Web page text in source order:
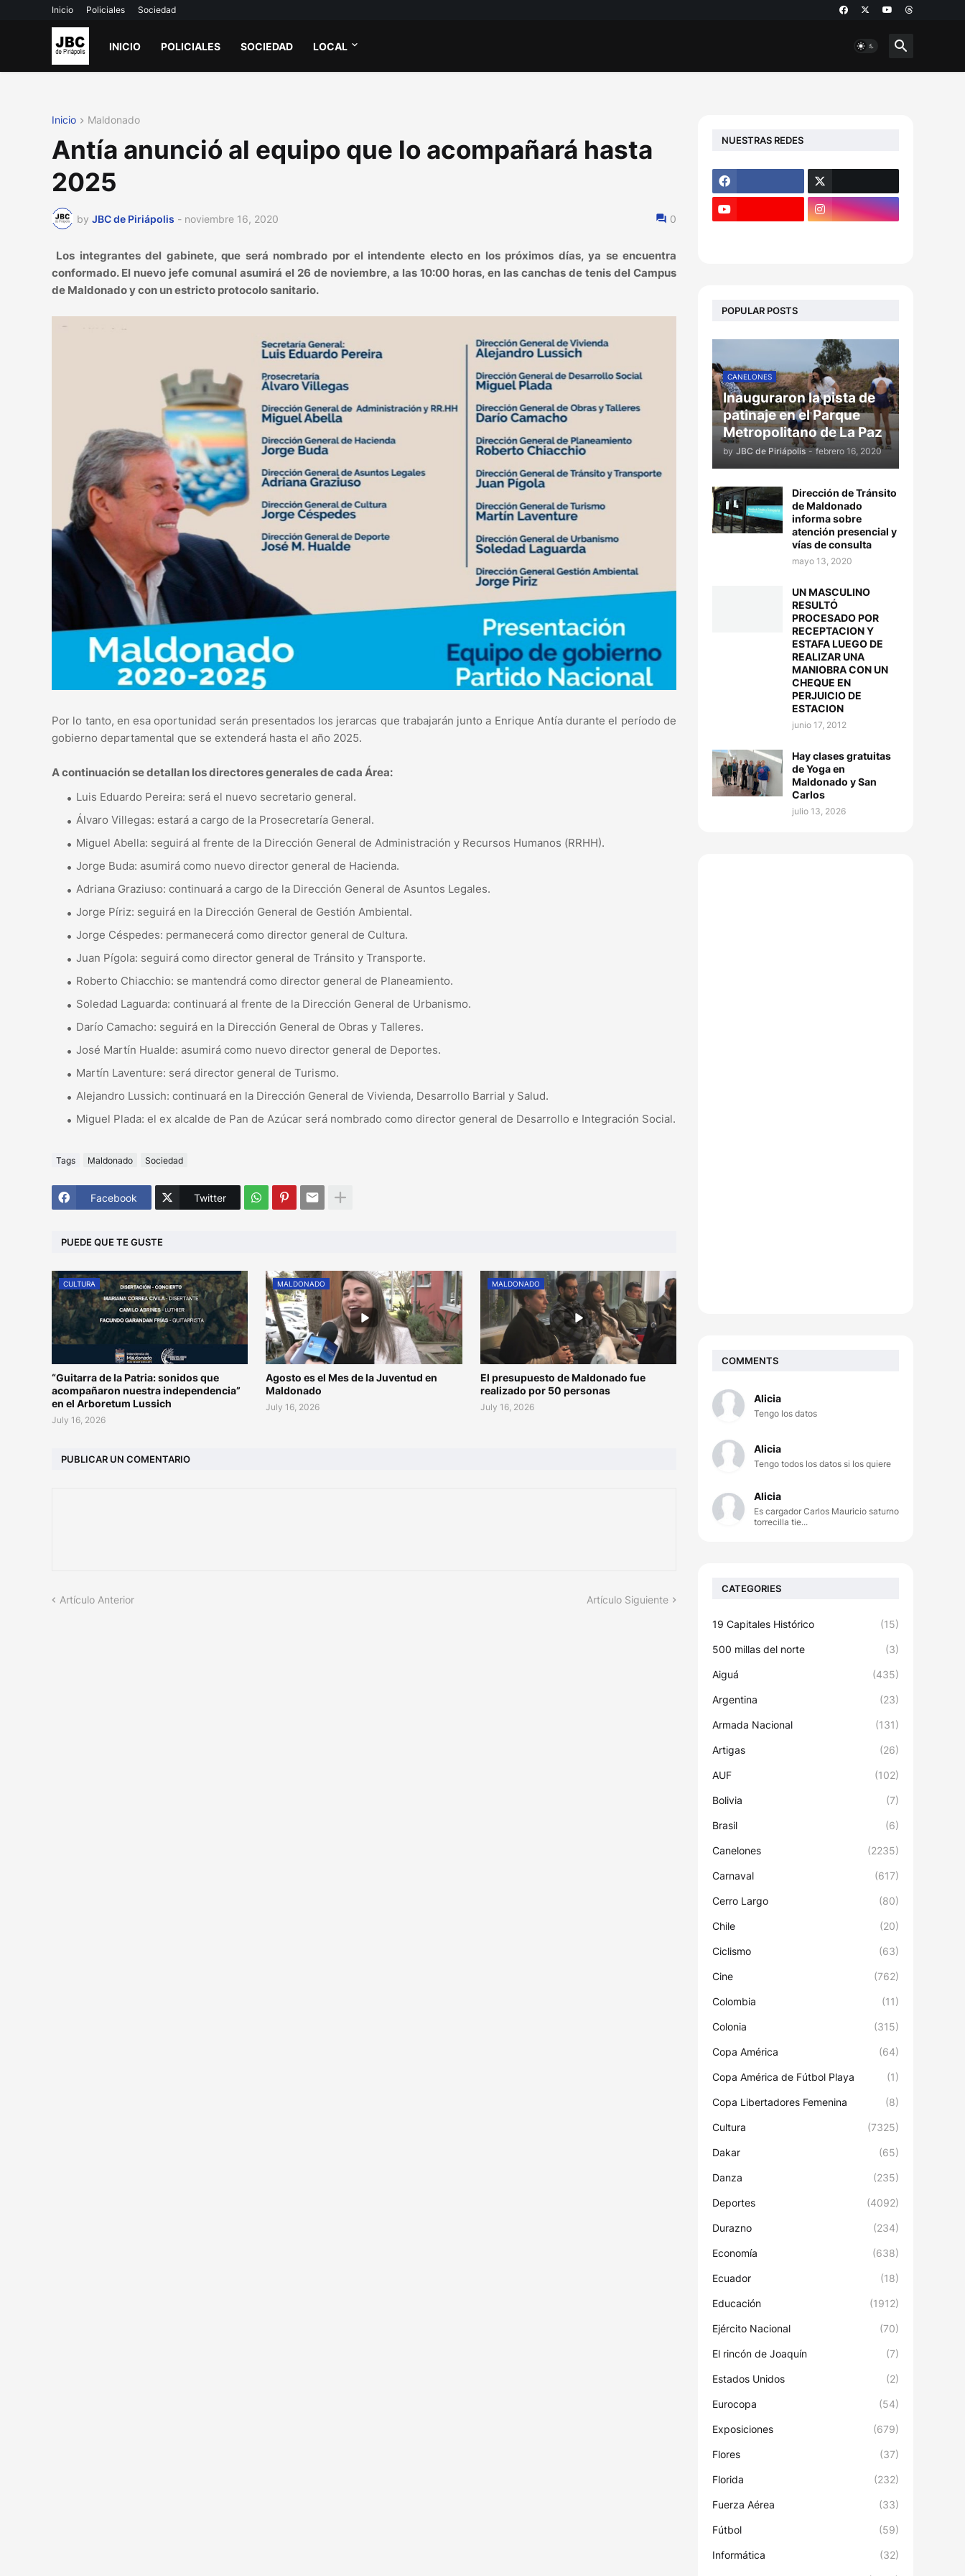
Inicio Policiales Sociedad
INICIO POLICIALES SOCIEDAD LOCAL
Inicio Maldonado
Antía anunció al equipo que lo acompañará hasta
2025
by JBC de Piriápolis - noviembre 16, 2020 0
Los integrantes del gabinete, que será nombrado por el intendente electo en los próximos días, ya se encuentra
conformado. El nuevo jefe comunal asumirá el 26 de noviembre, a las 10:00 horas, en las canchas de tenis del Campus
de Maldonado y con un estricto protocolo sanitario.
Por lo tanto, en esa oportunidad serán presentados los jerarcas que trabajarán junto a Enrique Antía durante el período de
gobierno departamental que se extenderá hasta el año 2025.
A continuación se detallan los directores generales de cada Área:
Luis Eduardo Pereira: será el nuevo secretario general.
Álvaro Villegas: estará a cargo de la Prosecretaría General.
Miguel Abella: seguirá al frente de la Dirección General de Administración y Recursos Humanos (RRHH).
Jorge Buda: asumirá como nuevo director general de Hacienda.
Adriana Graziuso: continuará a cargo de la Dirección General de Asuntos Legales.
Jorge Píriz: seguirá en la Dirección General de Gestión Ambiental.
Jorge Céspedes: permanecerá como director general de Cultura.
Juan Pígola: seguirá como director general de Tránsito y Transporte.
Roberto Chiacchio: se mantendrá como director general de Planeamiento.
Soledad Laguarda: continuará al frente de la Dirección General de Urbanismo.
Darío Camacho: seguirá en la Dirección General de Obras y Talleres.
José Martín Hualde: asumirá como nuevo director general de Deportes.
Martín Laventure: será director general de Turismo.
Alejandro Lussich: continuará en la Dirección General de Vivienda, Desarrollo Barrial y Salud.
Miguel Plada: el ex alcalde de Pan de Azúcar será nombrado como director general de Desarrollo e Integración Social.
Tags Maldonado Sociedad
Facebook Twitter
PUEDE QUE TE GUSTE
CULTURA
“Guitarra de la Patria: sonidos que
acompañaron nuestra independencia”
en el Arboretum Lussich
July 16, 2026
MALDONADO
Agosto es el Mes de la Juventud en
Maldonado
July 16, 2026
MALDONADO
El presupuesto de Maldonado fue
realizado por 50 personas
July 16, 2026
PUBLICAR UN COMENTARIO
Artículo Anterior Artículo Siguiente
NUESTRAS REDES
POPULAR POSTS
CANELONES
Inauguraron la pista de
patinaje en el Parque
Metropolitano de La Paz
by JBC de Piriápolis - febrero 16, 2020
Dirección de Tránsito
de Maldonado
informa sobre
atención presencial y
vías de consulta
mayo 13, 2020
UN MASCULINO
RESULTÓ
PROCESADO POR
RECEPTACION Y
ESTAFA LUEGO DE
REALIZAR UNA
MANIOBRA CON UN
CHEQUE EN
PERJUICIO DE
ESTACION
junio 17, 2012
Hay clases gratuitas
de Yoga en
Maldonado y San
Carlos
julio 13, 2026
COMMENTS
Alicia
Tengo los datos
Alicia
Tengo todos los datos si los quiere
Alicia
Es cargador Carlos Mauricio saturno
torrecilla tie...
CATEGORIES
19 Capitales Histórico (15)
500 millas del norte (3)
Aiguá (435)
Argentina (23)
Armada Nacional (131)
Artigas (26)
AUF (102)
Bolivia (7)
Brasil (6)
Canelones (2235)
Carnaval (617)
Cerro Largo (80)
Chile (20)
Ciclismo (63)
Cine (762)
Colombia (11)
Colonia (315)
Copa América (64)
Copa América de Fútbol Playa (1)
Copa Libertadores Femenina (8)
Cultura (7325)
Dakar (65)
Danza (235)
Deportes (4092)
Durazno (234)
Economía (638)
Ecuador (18)
Educación (1912)
Ejército Nacional (70)
El rincón de Joaquín (7)
Estados Unidos (2)
Eurocopa (54)
Exposiciones (679)
Flores (37)
Florida (232)
Fuerza Aérea (33)
Fútbol (59)
Informática (32)